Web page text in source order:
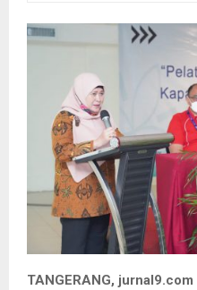
TANGERANG, jurnal9.com